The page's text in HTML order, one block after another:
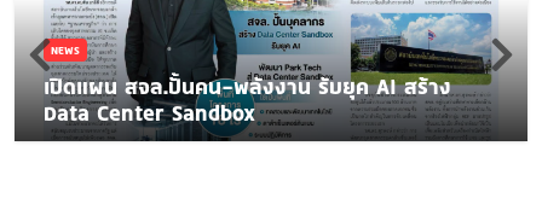
NEWS
เปิดแผน สจล.ปั้นคน-พลังงาน รับยุค AI สร้าง
Data Center Sandbox